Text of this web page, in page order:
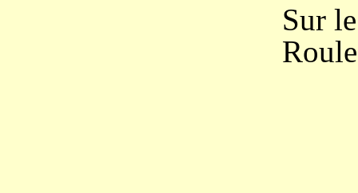
Sur le
Roule